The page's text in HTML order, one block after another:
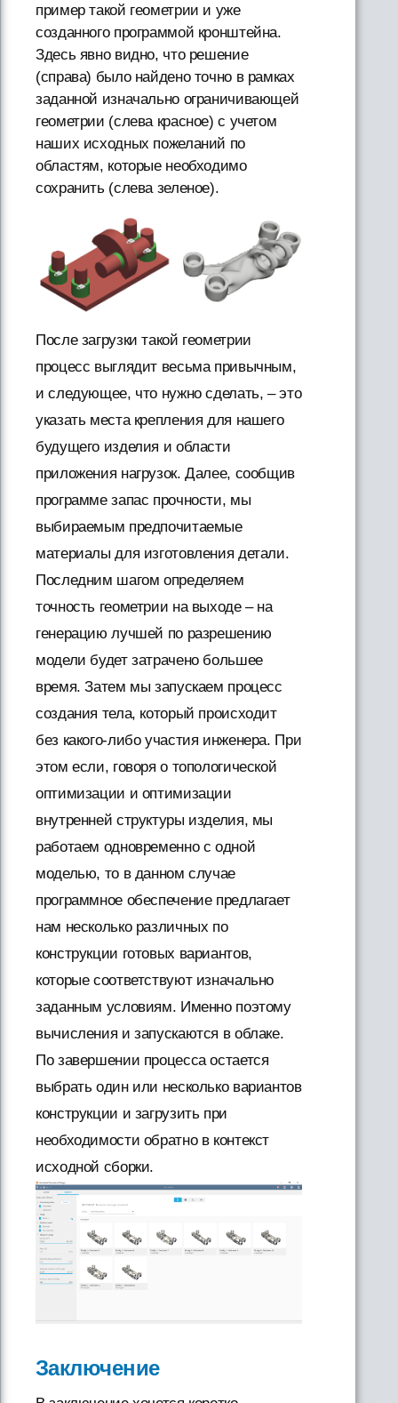
пример такой геометрии и уже
созданного программой кронштейна.
Здесь явно видно, что решение
(справа) было найдено точно в рамках
заданной изначально ограничивающей
геометрии (слева красное) с учетом
наших исходных пожеланий по
областям, которые необходимо
сохранить (слева зеленое).
После загрузки такой геометрии
процесс выглядит весьма привычным,
и следующее, что нужно сделать, – это
указать места крепления для нашего
будущего изделия и области
приложения нагрузок. Далее, сообщив
программе запас прочности, мы
выбираемым предпочитаемые
материалы для изготовления детали.
Последним шагом определяем
точность геометрии на выходе – на
генерацию лучшей по разрешению
модели будет затрачено большее
время. Затем мы запускаем процесс
создания тела, который происходит
без какого-либо участия инженера. При
этом если, говоря о топологической
оптимизации и оптимизации
внутренней структуры изделия, мы
работаем одновременно с одной
моделью, то в данном случае
программное обеспечение предлагает
нам несколько различных по
конструкции готовых вариантов,
которые соответствуют изначально
заданным условиям. Именно поэтому
вычисления и запускаются в облаке.
По завершении процесса остается
выбрать один или несколько вариантов
конструкции и загрузить при
необходимости обратно в контекст
исходной сборки.
Заключение